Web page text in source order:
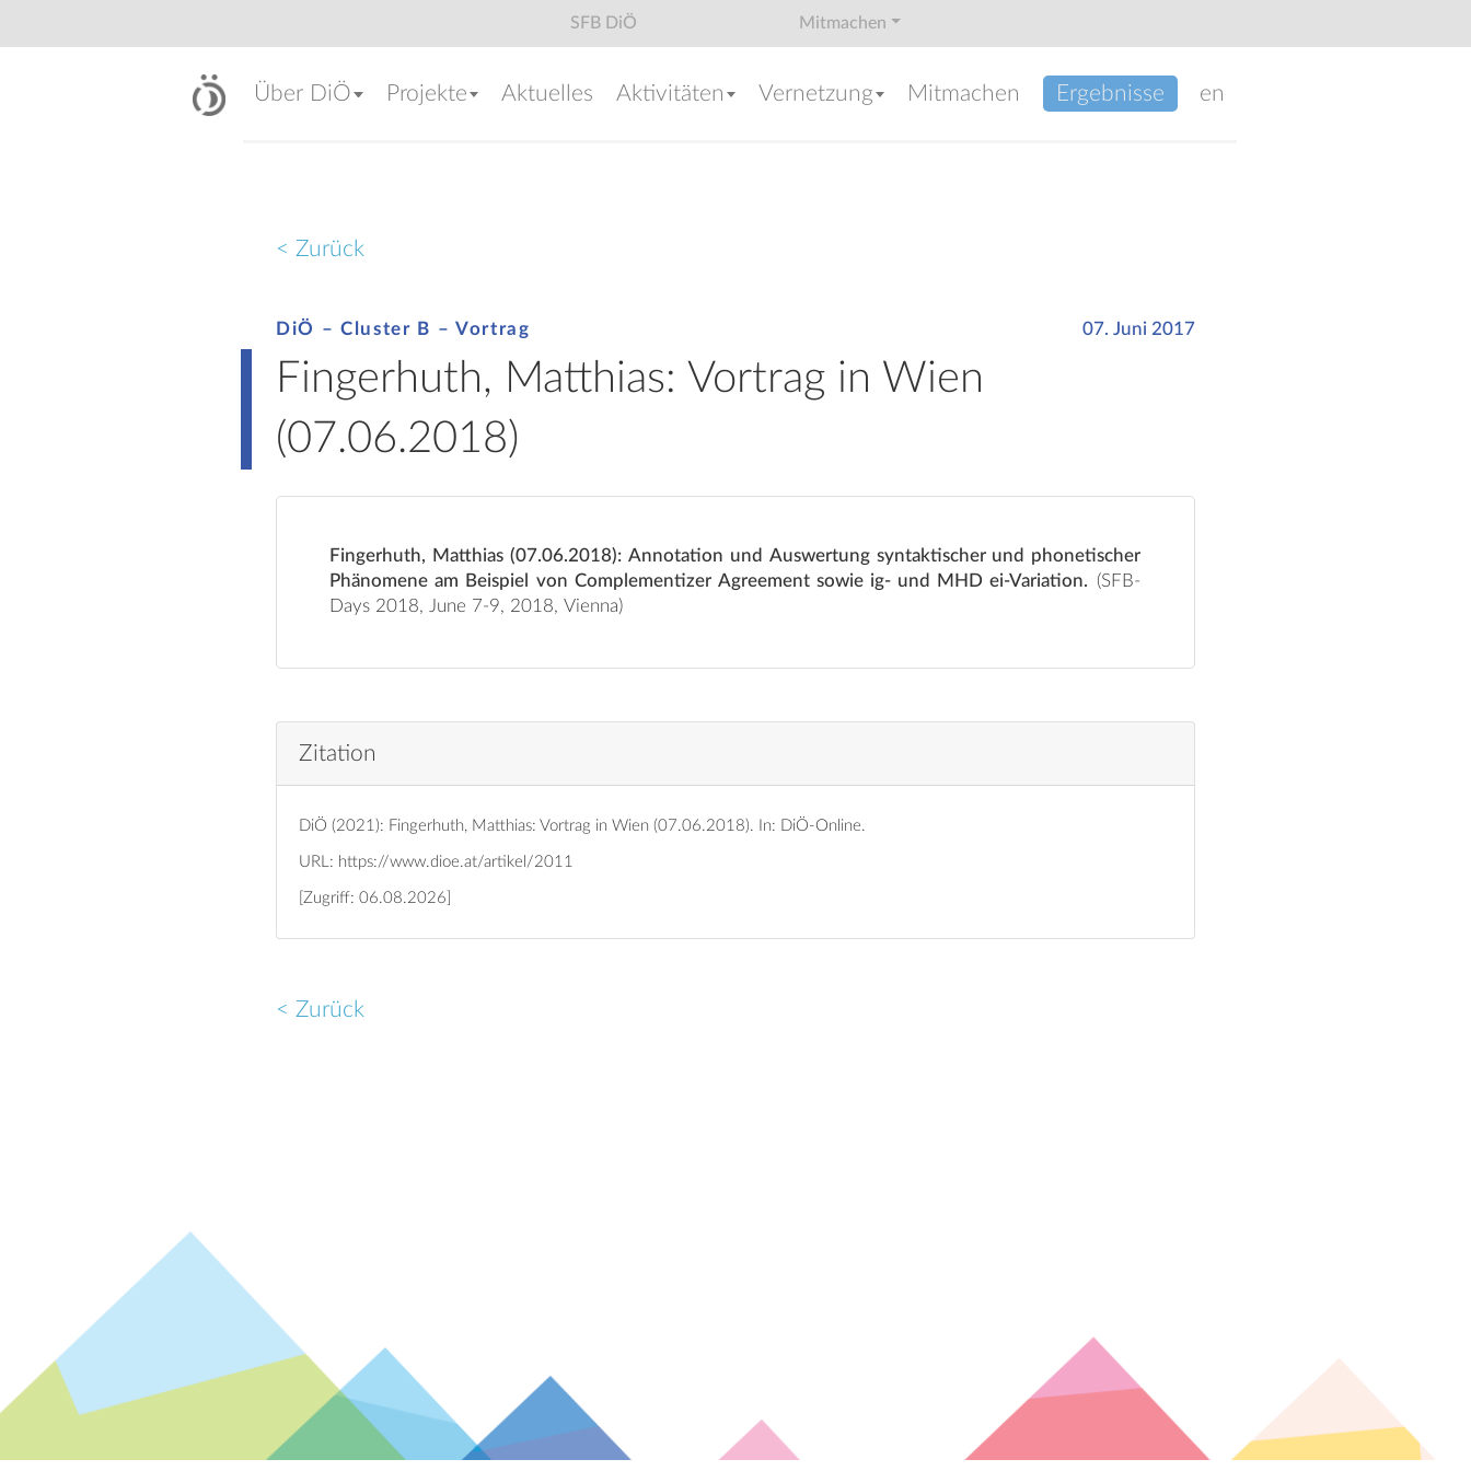
SFB DiÖ Mitmachen
Über DiÖ Projekte Aktuelles Aktivitäten Vernetzung Mitmachen Ergebnisse en
< Zurück
DiÖ – Cluster B – Vortrag 07. Juni 2017
Fingerhuth, Matthias: Vortrag in Wien
(07.06.2018)
Fingerhuth, Matthias (07.06.2018): Annotation und Auswertung syntaktischer und phonetischer
Phänomene am Beispiel von Complementizer Agreement sowie ig- und MHD ei-Variation.
Days 2018, June 7-9, 2018, Vienna)
Zitation
DiÖ (2021): Fingerhuth, Matthias: Vortrag in Wien (07.06.2018). In: DiÖ-Online.
URL: https://www.dioe.at/artikel/2011
[Zugriff: 06.08.2026]
< Zurück